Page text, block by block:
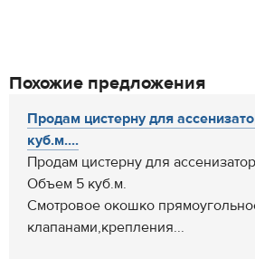
Похожие предложения
Продам цистерну для
куб.м....
Продам цистерну для
Объем 5 куб.м.
Смотровое окошко
клапанами,крепления...